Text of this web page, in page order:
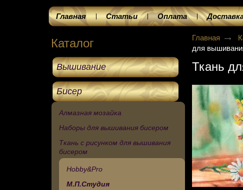
Главная Статьи Оплата
Каталог
Вышивание
Бисер
Алмазная мозайка
Наборы для вышивания бисером
Ткань с рисунком для вышивания
бисером
Hobby&Pro
М.П.Студия
Главная
для
Ткань